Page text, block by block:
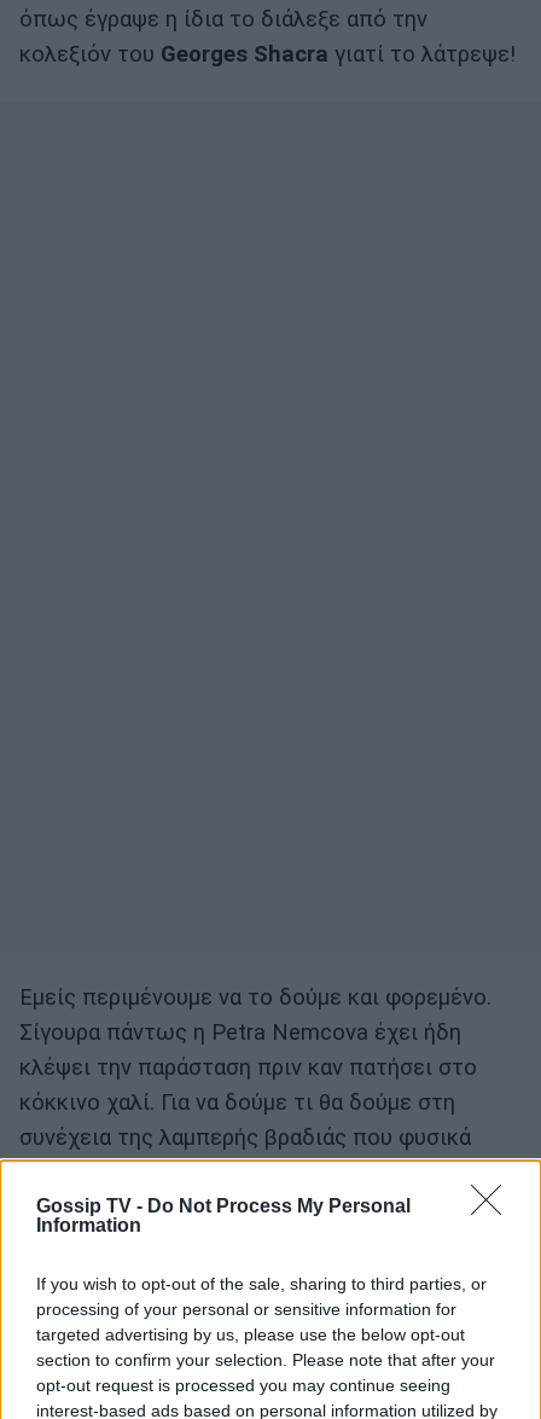
Gossip TV - Do Not Process My Personal
Information
If you wish to opt-out of the sale, sharing to third parties, or
processing of your personal or sensitive information for
targeted advertising by us, please use the below opt-out
section to confirm your selection. Please note that after your
opt-out request is processed you may continue seeing
interest-based ads based on personal information utilized by
όπως έγραψε η ίδια το διάλεξε από την
κολεξιόν του Georges Shacra γιατί το λάτρεψε!
Εμείς περιμένουμε να το δούμε και φορεμένο.
Σίγουρα πάντως η Petra Νemcova έχει ήδη
κλέψει την παράσταση πριν καν πατήσει στο
κόκκινο χαλί. Για να δούμε τι θα δούμε στη
συνέχεια της λαμπερής βραδιάς που φυσικά
κανάλια Novacinema!